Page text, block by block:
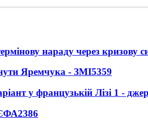
нараду через кризову
Яремчука - ЗМІ5359
у французькій Лізі 1 -
2386